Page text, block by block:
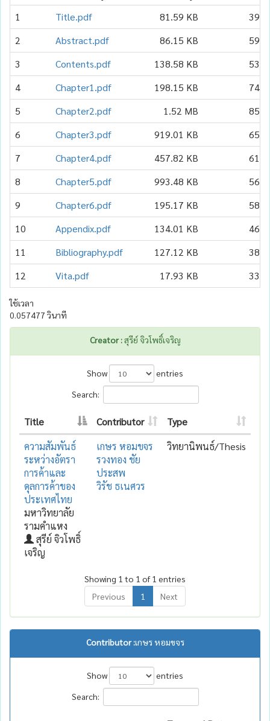
1
Title.pdf 81.59 KB 39
2
Abstract.pdf 86.15 KB 59
3
Contents.pdf 138.58 KB 53
4
Chapter1.pdf 198.15 KB 74
5
Chapter2.pdf 1.52 MB 85
6
Chapter3.pdf 919.01 KB 65
7
Chapter4.pdf 457.82 KB 61
8
Chapter5.pdf 993.48 KB 56
9
Chapter6.pdf 195.17 KB 58
10
Appendix.pdf 134.01 KB 46
11
Bibliography.pdf 127.12 KB 38
12
Vita.pdf 17.93 KB 33
ใช้เวลา
0.057477 วินาที
Creator :สุรีย์ จิวโพธิ์เจริญ
Show
entries
Search:
Title Contributor
Type
ความสัมพันธ์
ระหว่างอัตรา
การค้าและ
ดุลการค้าของ
ประเทศไทย
มหาวิทยาลัย
รามคำแหง
สุรีย์ จิวโพธิ์
เจริญ
เกษร หอมขจร
รวงทอง ชัย
ประสพ
วิรัช ธเนศวร
วิทยานิพนธ์/Thesis
Showing 1 to 1 of 1 entries
Previous
1 Next
Contributor :เกษร หอมขจร
Show
entries
Search: